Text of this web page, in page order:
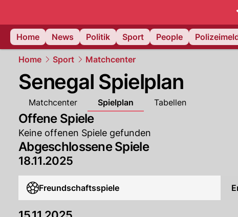
Home
News Politik Sport People
Home Sport Matchcenter
Senegal Spielplan
Matchcenter
Spielplan Tabellen
Offene Spiele
Keine offenen Spiele gefunden
Abgeschlossene Spiele
18.11.2025
Freundschaftsspiele